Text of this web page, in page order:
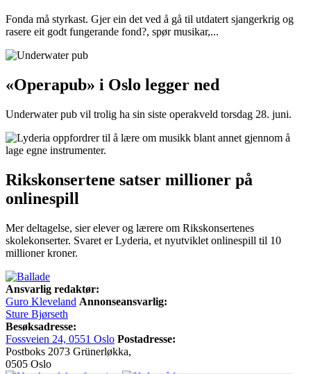
Fonda må styrkast. Gjer ein det ved å gå til utdatert sjangerkrig og
rasere eit godt fungerande fond?, spør musikar,...
«Operapub» i Oslo legger ned
Underwater pub vil trolig ha sin siste operakveld torsdag 28. juni.
Rikskonsertene satser millioner på
onlinespill
Mer deltagelse, sier elever og lærere om Rikskonsertenes
skolekonserter. Svaret er Lyderia, et nyutviklet onlinespill til 10
millioner kroner.
Ansvarlig redaktør:
Guro Kleveland Annonseansvarlig:
Sture Bjørseth
Besøksadresse:
Fossveien 24, 0551 Oslo Postadresse:
Postboks 2073 Grünerløkka,
0505 Oslo